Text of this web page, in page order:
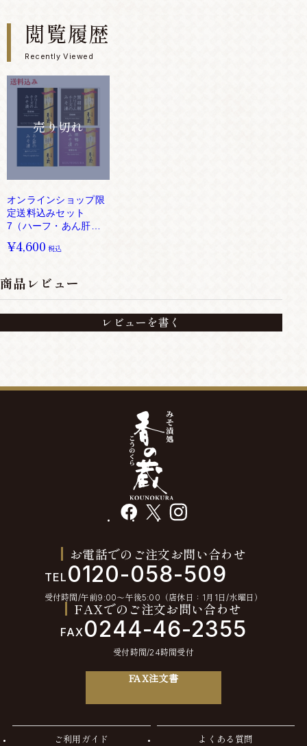
閲覧履歴
Recently Viewed
売り切れ
オンラインショップ限
定送料込みセット
7（ハーフ・あん肝・
¥4,600 税込
商品レビュー
レビューを書く
facebook instagram
お電話でのご注文お問い合わせ
TEL 0120-058-509
受付時間/午前9:00〜午後5:00（店休日：1月1日/水曜日）
FAXでのご注文お問い合わせ
FAX0244-46-2355
受付時間/24時間受付
FAX注文書
ご利用ガイド よくある質問